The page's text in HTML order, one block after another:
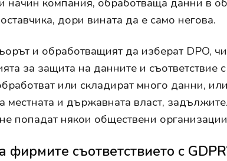
дори вината да е само негова.
и обработващият да изберат DPO,
за защита на данните и съответствие
или складират много данни,
местната и държавната власт,
попадат някои обществени
фирмите съответствието с